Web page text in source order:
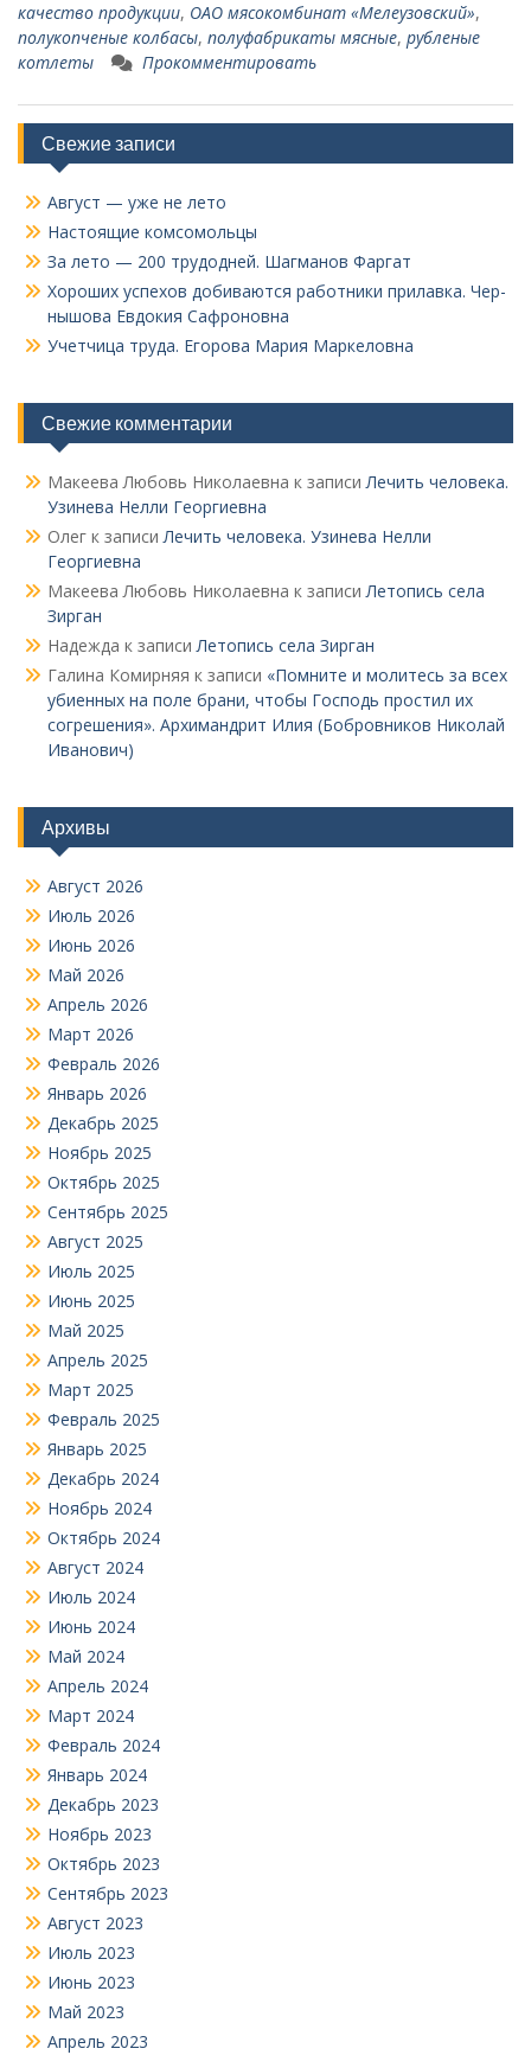
качество продукции, ОАО мясокомбинат «Мелеузовский»,
полукопченые колбасы, полуфабрикаты мясные, рубленые
котлеты
Прокомментировать
Свежие записи
Август — уже не лето
Настоящие комсомольцы
За лето — 200 трудодней. Шагманов Фаргат
Хороших успехов добиваются работники прилавка. Чер­
нышова Евдокия Сафроновна
Учетчица труда. Его­рова Мария Маркеловна
Свежие комментарии
Макеева Любовь Николаевна к записиЛечить человека.
Узинева Нелли Георгиевна
Олег к записиЛечить человека. Узинева Нелли
Георгиевна
Макеева Любовь Николаевна к записиЛетопись села
Зирган
Надежда к записиЛетопись села Зирган
Галина Комирняя к записи «Помните и молитесь за всех
убиенных на поле брани, чтобы Господь простил их
согрешения». Архимандрит Илия (Бобровников Николай
Иванович)
Архивы
Август 2026
Июль 2026
Июнь 2026
Май 2026
Апрель 2026
Март 2026
Февраль 2026
Январь 2026
Декабрь 2025
Ноябрь 2025
Октябрь 2025
Сентябрь 2025
Август 2025
Июль 2025
Июнь 2025
Май 2025
Апрель 2025
Март 2025
Февраль 2025
Январь 2025
Декабрь 2024
Ноябрь 2024
Октябрь 2024
Август 2024
Июль 2024
Июнь 2024
Май 2024
Апрель 2024
Март 2024
Февраль 2024
Январь 2024
Декабрь 2023
Ноябрь 2023
Октябрь 2023
Сентябрь 2023
Август 2023
Июль 2023
Июнь 2023
Май 2023
Апрель 2023